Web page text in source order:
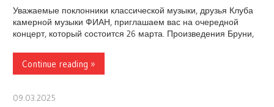
Уважаемые поклонники классической музыки, друзья Клуба
камерной музыки ФИАН, приглашаем вас на очередной
концерт, который состоится 26 марта. Произведения Бруни,
Continue reading »
09.03.2025